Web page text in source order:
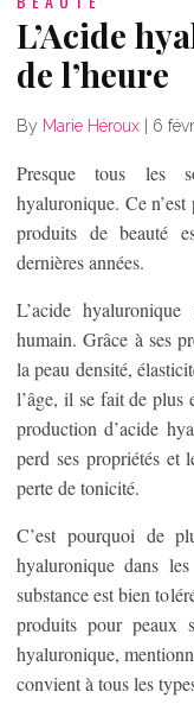
L’Acide
de l’heure
By Marie Héroux 6
Presque tous les
hyaluronique. Ce
produits de beauté
dernières années.
L’acide
humain. Grâce à ses
la peau densité,
l’âge, il se fait de plus
production d’acide
perd ses propriétés et
perte de tonicité.
C’est pourquoi de
hyaluronique dans
substance est bien
produits pour peaux
hyaluronique,
convient à tous les